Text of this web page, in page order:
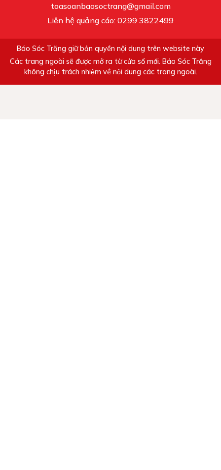
toasoanbaosoctrang@gmail.com
Liên hệ quảng cáo: 0299 3822499
Báo Sóc Trăng giữ bản quyền nội dung trên website này
Các trang ngoài sẽ được mở ra từ cửa sổ mới. Báo Sóc Trăng
không chịu trách nhiệm về nội dung các trang ngoài.